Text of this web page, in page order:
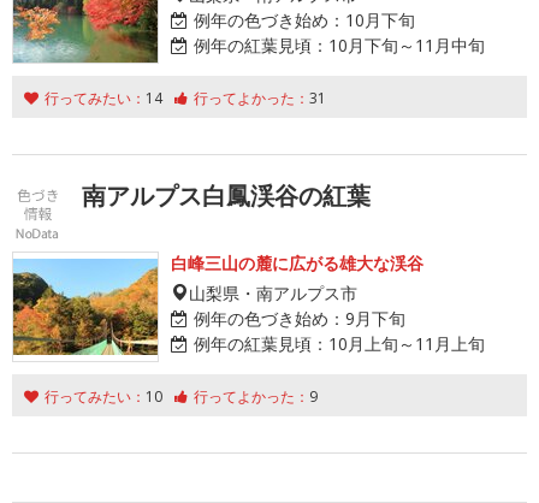
例年の色づき始め： 10月下旬
例年の紅葉見頃： 10月下旬～11月中旬
行ってみたい： 14 行ってよかった： 31
南アルプス白鳳渓谷の紅葉
白峰三山の麓に広がる雄大な渓谷
山梨県・南アルプス市
例年の色づき始め： 9月下旬
例年の紅葉見頃： 10月上旬～11月上旬
行ってみたい： 10 行ってよかった： 9